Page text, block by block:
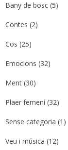
Bany de bosc (5)
Contes (2)
Cos (25)
Emocions (32)
Ment (30)
Plaer femení(32)
Sense categoria (1)
Veu i música (12)